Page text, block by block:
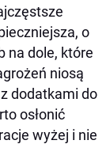
o
na dole, które
niosą
dodatkami do
osłonić
wyżej i nie